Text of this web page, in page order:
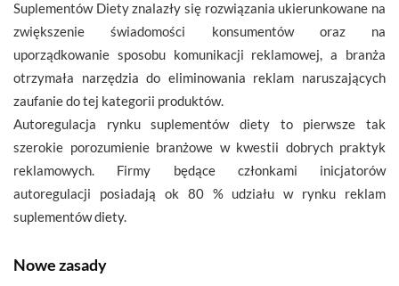
Suplementów Diety znalazły się rozwiązania ukierunkowane na
zwiększenie świadomości konsumentów oraz na
uporządkowanie sposobu komunikacji reklamowej, a branża
otrzymała narzędzia do eliminowania reklam naruszających
zaufanie do tej kategorii produktów.
Autoregulacja rynku suplementów diety to pierwsze tak
szerokie porozumienie branżowe w kwestii dobrych praktyk
reklamowych. Firmy będące członkami inicjatorów
autoregulacji posiadają ok 80 % udziału w rynku reklam
suplementów diety.
Nowe zasady